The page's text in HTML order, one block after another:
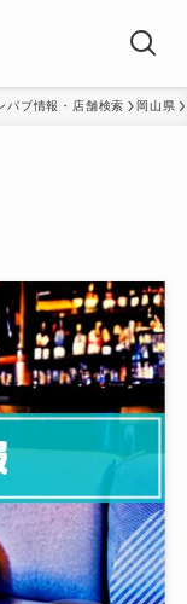
パブ情報・店舗検索 岡山県